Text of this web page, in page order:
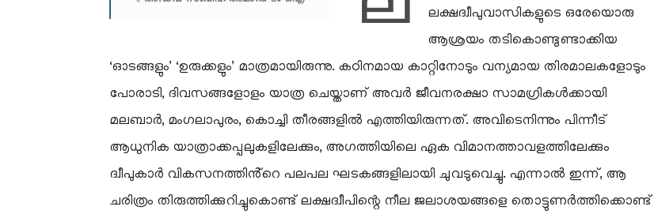
ലക്ഷദ്വീപുവാസികളുടെ ഒരേയൊരു
ആശ്രയം തടികൊണ്ടുണ്ടാക്കിയ
‘ഓടങ്ങളും’ ‘ഉരുക്കളും’ മാത്രമായിരുന്നു. കഠിനമായ കാറ്റിനോടും വന്യമായ തിരമാലകളോടും
പോരാടി, ദിവസങ്ങളോളം യാത്ര ചെയ്താണ് അവർ ജീവനരക്ഷാ സാമഗ്രികൾക്കായി
മലബാർ, മംഗലാപുരം, കൊച്ചി തീരങ്ങളിൽ എത്തിയിരുന്നത്. അവിടെനിന്നും പിന്നീട്
ആധുനിക യാത്രാക്കപ്പലുകളിലേക്കും, അഗത്തിയിലെ ഏക വിമാനത്താവളത്തിലേക്കും
ദ്വീപുകാർ വികസനത്തിൻ്റെ പലപല ഘടകങ്ങളിലായി ചുവടുവെച്ചു. എന്നാൽ ഇന്ന്, ആ
ചരിത്രം തിരുത്തിക്കുറിച്ചുകൊണ്ട് ലക്ഷദ്വീപിന്റെ നീല ജലാശയങ്ങളെ തൊട്ടുണർത്തിക്കൊണ്ട്